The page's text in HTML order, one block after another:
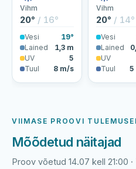
Vihm
20° / 16°
Vesi
19°
Lained
1,3 m
UV
5
Tuul
8 m/s
Vihm
20° / 14°
Vesi
Lained
UV
Tuul
5
VIIMASE PROOVI
Mõõdetud näitajad
Proov võetud 14.07 kell 21:00